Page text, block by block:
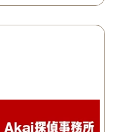
りました。 次回も是非
しろ最初の相談の段階が